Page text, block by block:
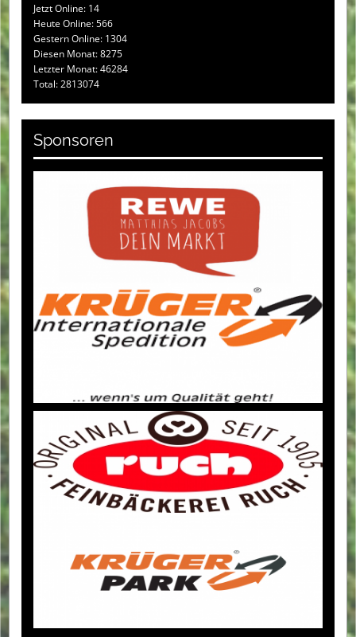
Jetzt Online: 14
Heute Online: 566
Gestern Online: 1304
Diesen Monat: 8275
Letzter Monat: 46284
Total: 2813074
Sponsoren